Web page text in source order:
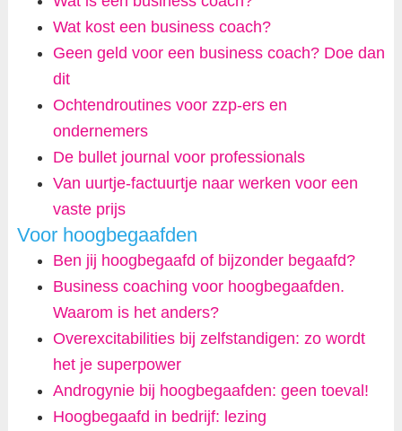
Wat kost een business coach?
Geen geld voor een business coach? Doe dan
dit
Ochtendroutines voor zzp-ers en
ondernemers
De bullet journal voor professionals
Van uurtje-factuurtje naar werken voor een
vaste prijs
Voor hoogbegaafden
Ben jij hoogbegaafd of bijzonder begaafd?
Business coaching voor hoogbegaafden.
Waarom is het anders?
Overexcitabilities bij zelfstandigen: zo wordt
het je superpower
Androgynie bij hoogbegaafden: geen toeval!
Hoogbegaafd in bedrijf: lezing